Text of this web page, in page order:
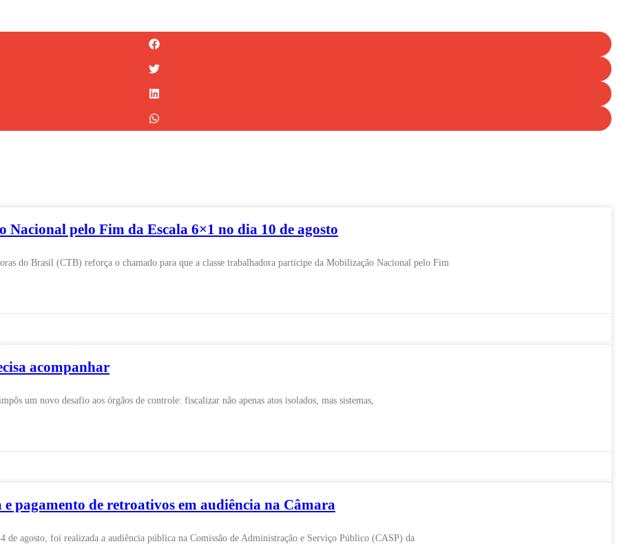
pelo Fim da Escala 6×1 no dia 10 de agosto
do Brasil (CTB) reforça o chamado para que a classe trabalhadora participe da Mobilização Nacional pelo Fim
acompanhar
um novo desafio aos órgãos de controle: fiscalizar não apenas atos isolados, mas sistemas,
pagamento de retroativos em audiência na Câmara
agosto, foi realizada a audiência pública na Comissão de Administração e Serviço Público (CASP) da